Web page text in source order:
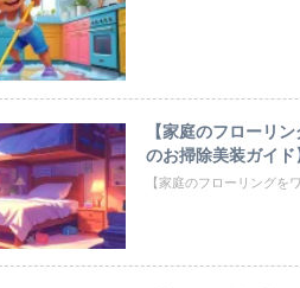
【家庭のフローリ
のお掃除美装ガイド
【家庭のフローリングを